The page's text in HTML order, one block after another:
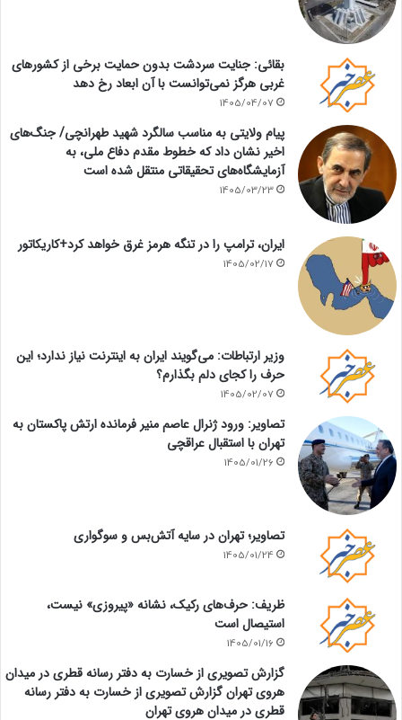
بقائی: جنایت سردشت بدون حمایت برخی از کشورهای
غربی هرگز نمی‌توانست با آن ابعاد رخ دهد
1405/04/07
پیام ولایتی به مناسب سالگرد شهید طهرانچی/ جنگ‌های
اخیر نشان داد که خطوط مقدم دفاع ملی، به
آزمایشگاه‌های تحقیقاتی منتقل شده است
1405/03/23
ایران، ترامپ را در تنگه هرمز غرق خواهد کرد+کاریکاتور
1405/02/17
وزیر ارتباطات: می‌گویند ایران به اینترنت نیاز ندارد؛ این
حرف را کجای دلم بگذارم؟
1405/02/07
تصاویر: ورود ژنرال عاصم منیر فرمانده ارتش پاکستان به
تهران با استقبال عراقچی
1405/01/26
تصاویر؛ تهران در سایه آتش‌بس و سوگواری
1405/01/24
ظریف: حرف‌های رکیک، نشانه «پیروزی» نیست،
استیصال است
1405/01/16
گزارش تصویری از خسارت به دفتر رسانه قطری در میدان
هروی تهران گزارش تصویری از خسارت به دفتر رسانه
قطری در میدان هروی تهران